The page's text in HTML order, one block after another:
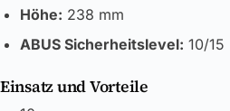
Höhe: 238 mm
ABUS Sicherheitslevel: 10/15
Einsatz und Vorteile